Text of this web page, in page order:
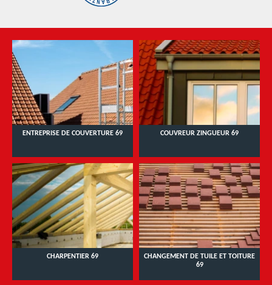
ENTREPRISE DE COUVERTURE 69 COUVREUR ZINGUEUR 69
CHARPENTIER 69
CHANGEMENT DE TUILE ET TOITURE
69